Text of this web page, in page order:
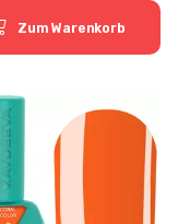
Zum Warenkorb